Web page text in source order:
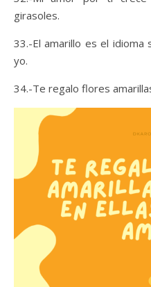
girasoles.
33.-El amarillo es el
yo.
34.-Te regalo flores